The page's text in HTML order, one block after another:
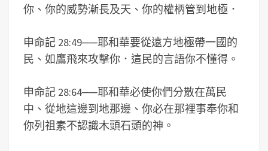
你、你的威勢漸長及天、你的權柄管到地極．
申命記 28:49──耶和華要從遠方地極帶一國的
民、如鷹飛來攻擊你．這民的言語你不懂得。
申命記 28:64──耶和華必使你們分散在萬民
中、從地這邊到地那邊、你必在那裡事奉你和
你列祖素不認識木頭石頭的神。